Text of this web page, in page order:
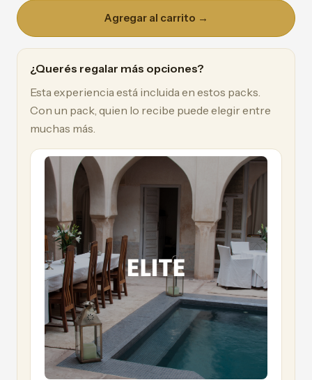
Agregar al carrito →
¿Querés regalar más opciones?
Esta experiencia está incluida en estos packs.
Con un pack, quien lo recibe puede elegir entre
muchas más.